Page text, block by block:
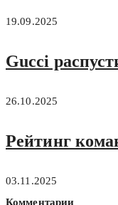
19.09.2025
Gucci
26.10.2025
Рейтинг
03.11.2025
Комментарии